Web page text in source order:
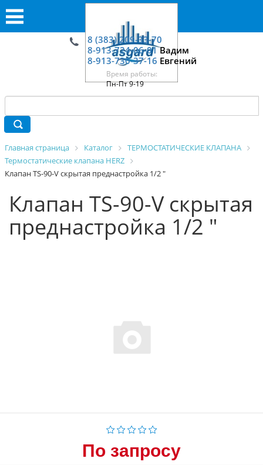
8 (383) 209-33-70
8-913-724-06-01Вадим
8-913-730-37-16 Евгений
Время работы:
Пн-Пт 9-19
Главная страница Каталог
ТЕРМОСТАТИЧЕСКИЕ КЛАПАНА
Термостатические клапана HERZ
Клапан TS-90-V скрытая преднастройка 1/2 "
Клапан TS-90-V скрытая
преднастройка 1/2 "
По запросу